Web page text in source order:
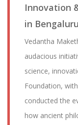
Innovation
in Bengaluru
Vedantha
audacious
science,
Foundation,
conducted the
how ancient